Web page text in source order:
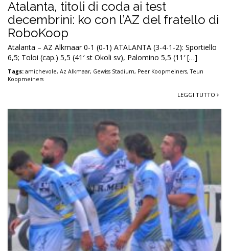
Atalanta, titoli di coda ai test
decembrini: ko con l’AZ del fratello di
RoboKoop
Atalanta – AZ Alkmaar 0-1 (0-1) ATALANTA (3-4-1-2): Sportiello
6,5; Toloi (cap.) 5,5 (41′ st Okoli sv), Palomino 5,5 (11′ […]
Tags: amichevole, Az Alkmaar, Gewiss Stadium, Peer Koopmeiners,Teun
Koopmeiners
LEGGI TUTTO